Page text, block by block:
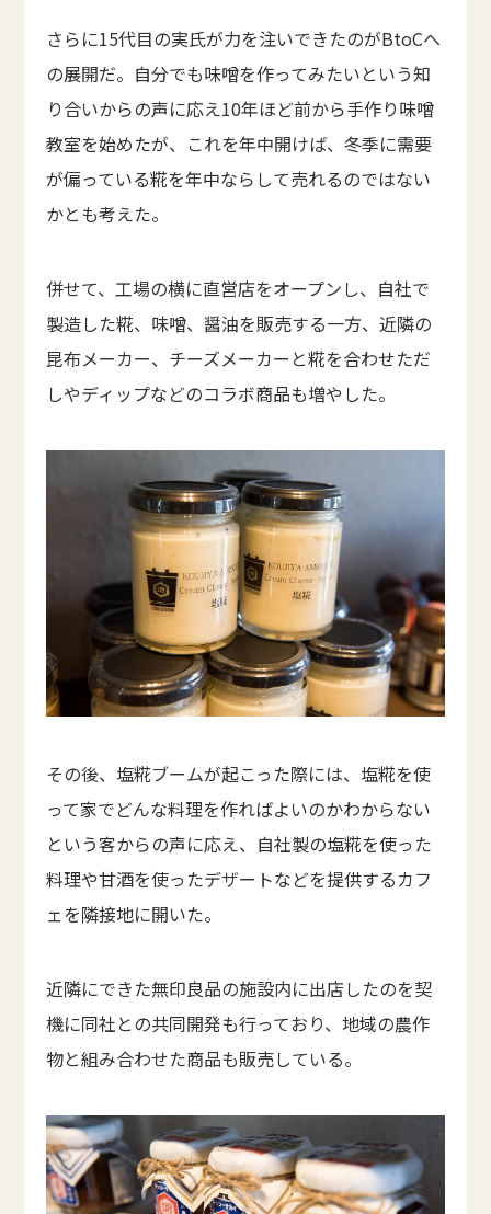
さらに15代目の実氏が力を注いできたのがBtoCへ
の展開だ。自分でも味噌を作ってみたいという知
り合いからの声に応え10年ほど前から手作り味噌
教室を始めたが、これを年中開けば、冬季に需要
が偏っている糀を年中ならして売れるのではない
かとも考えた。
併せて、工場の横に直営店をオープンし、自社で
製造した糀、味噌、醤油を販売する一方、近隣の
昆布メーカー、チーズメーカーと糀を合わせただ
しやディップなどのコラボ商品も増やした。
その後、塩糀ブームが起こった際には、塩糀を使
って家でどんな料理を作ればよいのかわからない
という客からの声に応え、自社製の塩糀を使った
料理や甘酒を使ったデザートなどを提供するカフ
ェを隣接地に開いた。
近隣にできた無印良品の施設内に出店したのを契
機に同社との共同開発も行っており、地域の農作
物と組み合わせた商品も販売している。